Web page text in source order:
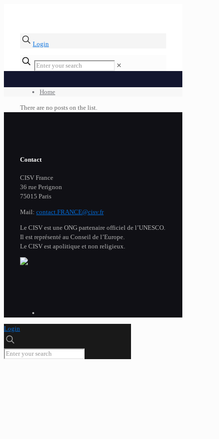
Login
✕
Home
There are no posts on the list.
Contact
CISV France
36 rue Perignon
75015 Paris
Mail: contact.FRANCE@cisv.fr
Le CISV est une ONG partenaire officiel de l’UNESCO.
Il est représenté au Conseil de l’Europe.
Le CISV est apolitique et non religieux.
Login